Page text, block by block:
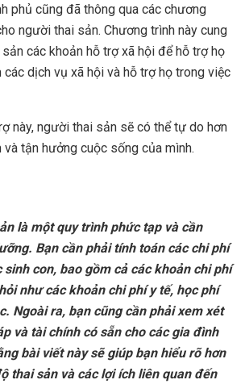
phủ cũng đã thông qua các chương
người thai sản. Chương trình này cung
các khoản hỗ trợ xã hội để hỗ trợ họ
dịch vụ xã hội và hỗ trợ họ trong việc
này, người thai sản sẽ có thể tự do hơn
tận hưởng cuộc sống của mình.
là một quy trình phức tạp và cần
Bạn cần phải tính toán các chi phí
con, bao gồm cả các khoản chi phí
như các khoản chi phí y tế, học phí
Ngoài ra, bạn cũng cần phải xem xét
và tài chính có sẵn cho các gia đình
bài viết này sẽ giúp bạn hiểu rõ hơn
thai sản và các lợi ích liên quan đến